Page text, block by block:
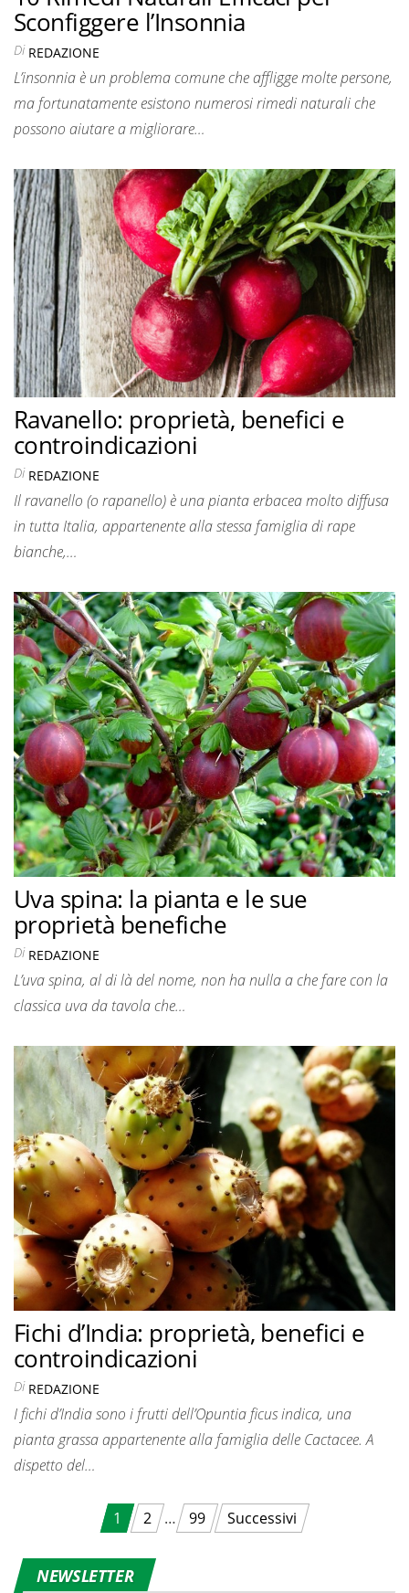
Sconfiggere l’Insonnia
Di REDAZIONE
L’insonnia è un problema comune che affligge molte persone,
ma fortunatamente esistono numerosi rimedi naturali che
possono aiutare a migliorare…
Ravanello: proprietà, benefici e
controindicazioni
Di REDAZIONE
Il ravanello (o rapanello) è una pianta erbacea molto diffusa
in tutta Italia, appartenente alla stessa famiglia di rape
bianche,…
Uva spina: la pianta e le sue
proprietà benefiche
Di REDAZIONE
L’uva spina, al di là del nome, non ha nulla a che fare con la
classica uva da tavola che…
Fichi d’India: proprietà, benefici e
controindicazioni
Di REDAZIONE
I fichi d’India sono i frutti dell’Opuntia ficus indica, una
pianta grassa appartenente alla famiglia delle Cactacee. A
dispetto del…
Navigazione
articoli
1 2 … 99 Successivi
NEWSLETTER